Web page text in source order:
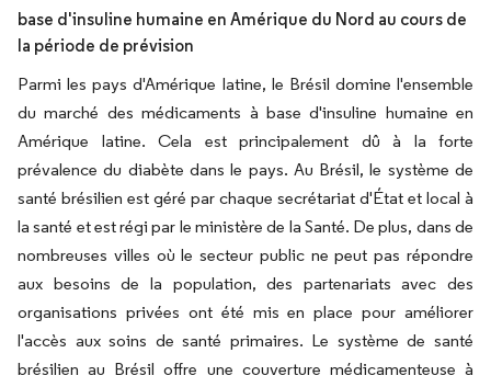
base d'insuline humaine en Amérique du Nord au cours de
la période de prévision
Parmi les pays d'Amérique latine, le Brésil domine l'ensemble
du marché des médicaments à base d'insuline humaine en
Amérique latine. Cela est principalement dû à la forte
prévalence du diabète dans le pays. Au Brésil, le système de
santé brésilien est géré par chaque secrétariat d'État et local à
la santé et est régi par le ministère de la Santé. De plus, dans de
nombreuses villes où le secteur public ne peut pas répondre
aux besoins de la population, des partenariats avec des
organisations privées ont été mis en place pour améliorer
l'accès aux soins de santé primaires. Le système de santé
brésilien au Brésil offre une couverture médicamenteuse à